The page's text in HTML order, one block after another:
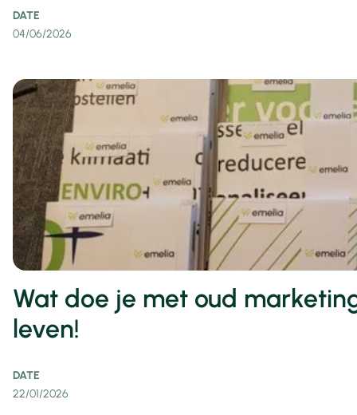
DATE
04/06/2026
Wat doe je met oud
leven!
DATE
22/01/2026